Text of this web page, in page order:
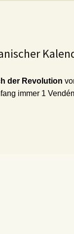
der Revolution
immer 1